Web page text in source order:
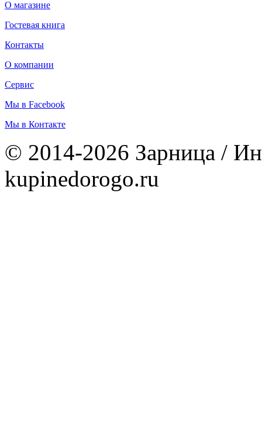
О магазине
Гостевая книга
Контакты
О компании
Сервис
Мы в Facebook
Мы в Контакте
© 2014-2026 Зарница /
kupinedorogo.ru